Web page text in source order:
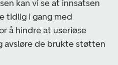
kan vi se at innsatsen
tidlig i gang med
å hindre at useriøse
avsløre de brukte støtten